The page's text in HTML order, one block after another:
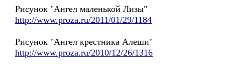
Рисунок "Ангел маленькой Лизы"
http://www.proza.ru/2011/01/29/1184
Рисунок "Ангел крестника Алеши"
http://www.proza.ru/2010/12/26/1316